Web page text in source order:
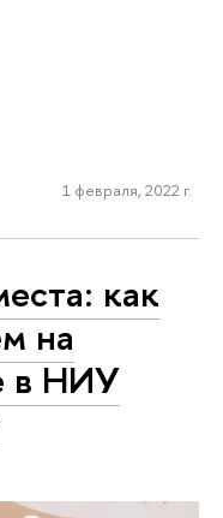
1 февраля, 2022 г.
как
на
в НИУ